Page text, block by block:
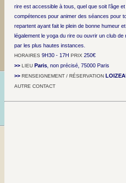
rire est accessible à tous, quel que soit l’âge
compétences pour animer des séances pour
repartent ayant fait le plein de bonne humeur
légalement le yoga du rire ou ouvrir un club
par les plus hautes instances.
HORAIRES 9H30 - 17H PRIX 250€
>> LIEU Paris , non précisé, 75000 Paris
>> RENSEIGNEMENT / RÉSERVATION
AUTRE CONTACT